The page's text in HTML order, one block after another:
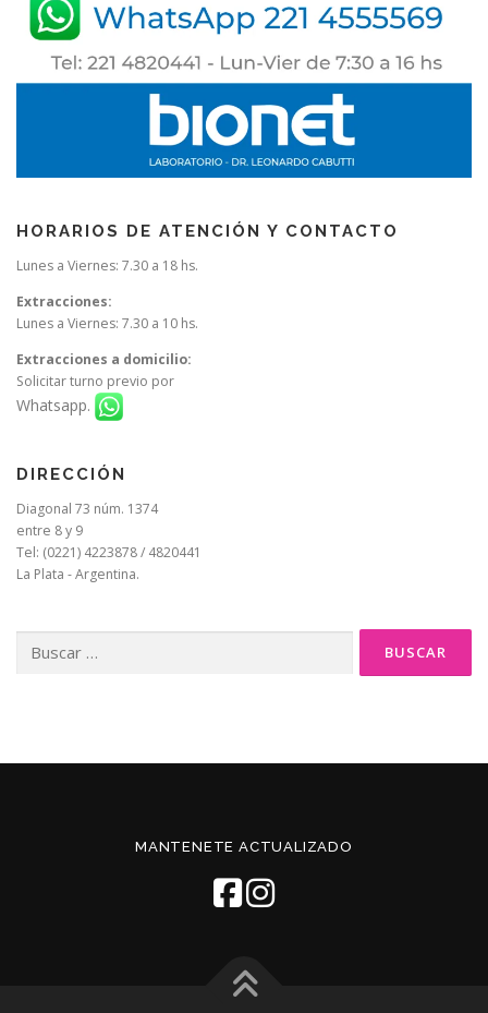
HORARIOS DE ATENCIÓN Y CONTACTO
Lunes a Viernes: 7.30 a 18 hs.
Extracciones:
Lunes a Viernes: 7.30 a 10 hs.
Extracciones a domicilio:
Solicitar turno previo por
Whatsapp.
DIRECCIÓN
Diagonal 73 núm. 1374
entre 8 y 9
Tel: (0221) 4223878 / 4820441
La Plata - Argentina.
MANTENETE ACTUALIZADO